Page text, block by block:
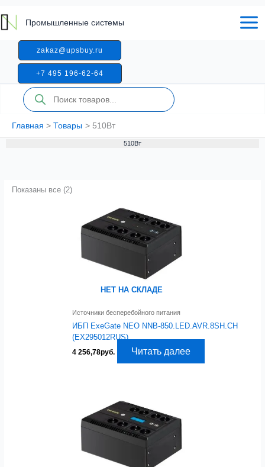
к
содержимому
Промышленные системы
zakaz@upsbuy.ru
+7 495 196-62-64
Поиск
товаров
Главная Товары 510Вт
510Вт
Показаны все (2)
НЕТ НА СКЛАДЕ
Источники бесперебойного питания
ИБП ExeGate NEO NNB-850.LED.AVR.8SH.CH
(EX295012RUS)
4 256,78руб. Читать далее